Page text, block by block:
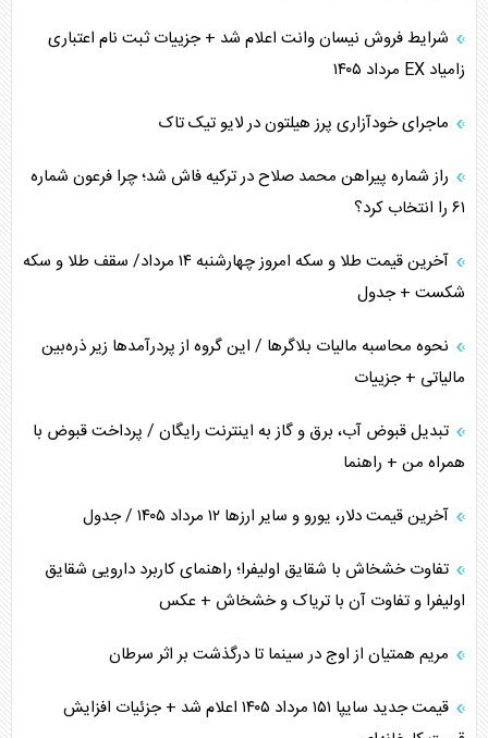
اهمیت راهبردی اردن برای آمریکا
پیام، ظرفیت بالفعل‌نشده تجارت ایران
همسویی عربستان با سنتکام علیه متحدان ایران
ترامپ و توهم خلع سلاح حماس
شرایط فروش نیسان وانت اعلام شد + جزییات ثبت نام اعتباری
زامیاد EX مرداد ۱۴۰۵
ماجرای خودآزاری پرز هیلتون در لایو تیک تاک
راز شماره پیراهن محمد صلاح در ترکیه فاش شد؛ چرا فرعون شماره
۶۱ را انتخاب کرد؟
آخرین قیمت طلا و سکه امروز چهارشنبه ۱۴ مرداد/ سقف طلا و سکه
شکست + جدول
نحوه محاسبه مالیات بلاگر‌ها / این گروه از پردرآمد‌ها زیر ذره‌بین
مالیاتی + جزییات
تبدیل قبوض آب، برق و گاز به اینترنت رایگان / پرداخت قبوض با
همراه من + راهنما
آخرین قیمت دلار، یورو و سایر ارز‌ها ۱۲ مرداد ۱۴۰۵ / جدول
تفاوت خشخاش با شقایق اولیفرا؛ راهنمای کاربرد دارویی شقایق
اولیفرا و تفاوت آن با تریاک و خشخاش + عکس
مریم همتیان از اوج در سینما تا درگذشت بر اثر سرطان
قیمت جدید سایپا ۱۵۱ مرداد ۱۴۰۵ اعلام شد + جزئیات افزایش